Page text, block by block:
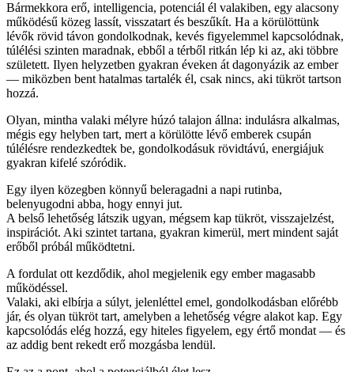
Bármekkora erő, intelligencia, potenciál él valakiben, egy alacsony
működésű közeg lassít, visszatart és beszűkít. Ha a körülöttünk
lévők rövid távon gondolkodnak, kevés figyelemmel kapcsolódnak,
túlélési szinten maradnak, ebből a térből ritkán lép ki az, aki többre
született. Ilyen helyzetben gyakran éveken át dagonyázik az ember
— miközben bent hatalmas tartalék él, csak nincs, aki tükröt tartson
hozzá.
Olyan, mintha valaki mélyre húzó talajon állna: indulásra alkalmas,
mégis egy helyben tart, mert a körülötte lévő emberek csupán
túlélésre rendezkedtek be, gondolkodásuk rövidtávú, energiájuk
gyakran kifelé szóródik.
Egy ilyen közegben könnyű beleragadni a napi rutinba,
belenyugodni abba, hogy ennyi jut.
A belső lehetőség látszik ugyan, mégsem kap tükröt, visszajelzést,
inspirációt. Aki szintet tartana, gyakran kimerül, mert mindent saját
erőből próbál működtetni.
A fordulat ott kezdődik, ahol megjelenik egy ember magasabb
működéssel.
Valaki, aki elbírja a súlyt, jelenléttel emel, gondolkodásban előrébb
jár, és olyan tükröt tart, amelyben a lehetőség végre alakot kap. Egy
kapcsolódás elég hozzá, egy hiteles figyelem, egy értő mondat — és
az addig bent rekedt erő mozgásba lendül.